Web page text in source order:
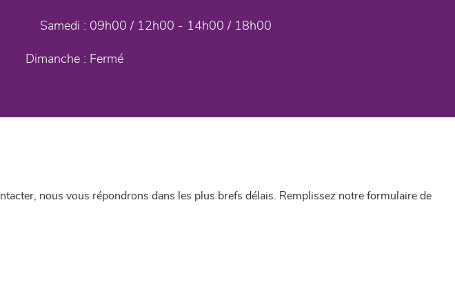
Samedi : 09h00 / 12h00 - 14h00 / 18h00
Dimanche : Fermé
nous vous répondrons dans les plus brefs délais. Remplissez notre formulaire de